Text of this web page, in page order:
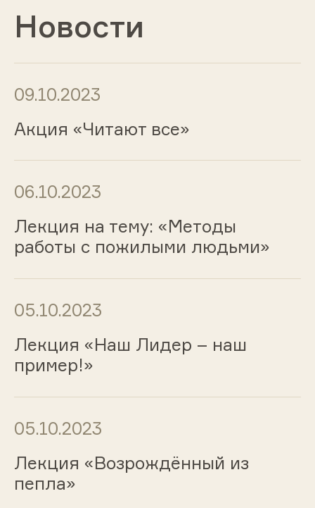
Новости
09.10.2023
Акция «Читают все»
06.10.2023
Лекция на тему: «Методы
работы с пожилыми людьми»
05.10.2023
Лекция «Наш Лидер – наш
пример!»
05.10.2023
Лекция «Возрождённый из
пепла»